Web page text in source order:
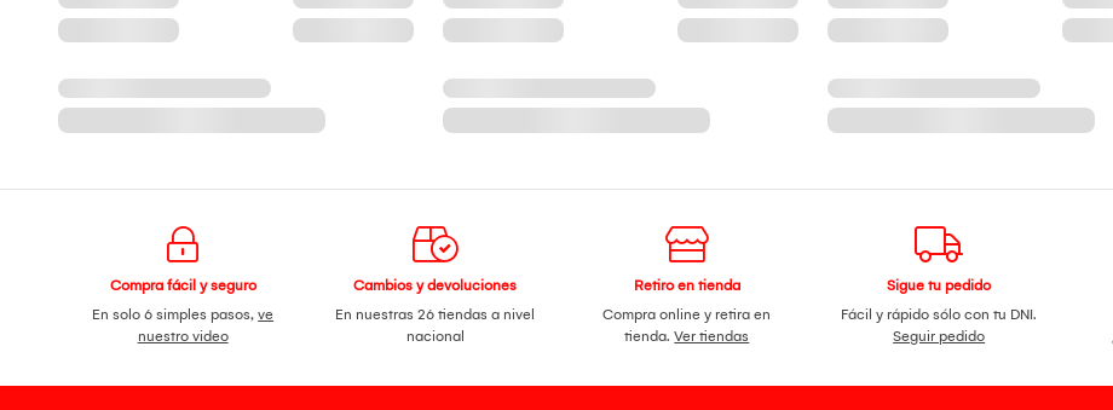
Compra fácil y seguro
En solo 6 simples pasos,ve
nuestro video
Cambios y devoluciones
En nuestras 26 tiendas a nivel
nacional
Retiro en tienda
Compra online y retira en
tienda.Ver tiendas
Sigue tu pedido
Fácil y rápido sólo con tu DNI.
Seguir pedido